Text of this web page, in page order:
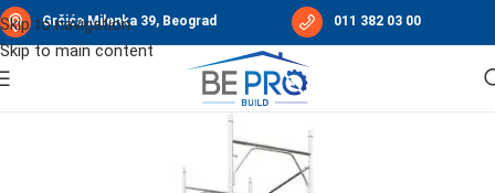
Skip to navigation
Skip to main content
Grčića Milenka 39, Beograd 011 382 03 00
Početna Građevinska oprema/Skela /Ramovska skela